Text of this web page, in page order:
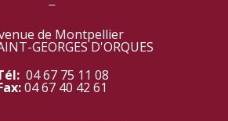
‾
de Montpellier
GEORGES D'ORQUES
04 67 75 11 08
04 67 40 42 61